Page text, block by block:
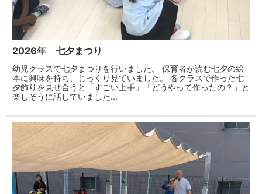
2026年 七夕まつり
幼児クラスで七夕まつりを行いました。 保育者が読む七夕の絵
本に興味を持ち、じっくり見ていました。 各クラスで作った七
夕飾りを見せ合うと「すごい上手」「どうやって作ったの？」と
楽しそうに話していました...